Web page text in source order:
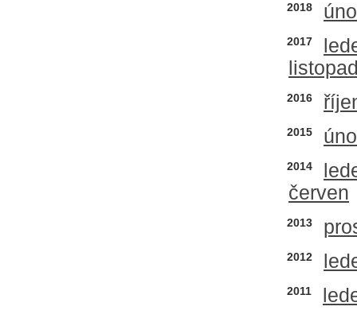
2018
2017
2016
2015
2014
červen
2013
2012
2011